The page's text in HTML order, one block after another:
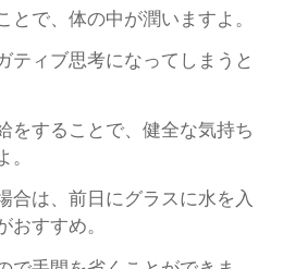
とで、体の中が潤いますよ。
ティブ思考になってしまうと
をすることで、健全な気持ち
。
合は、前日にグラスに水を入
おすすめ。